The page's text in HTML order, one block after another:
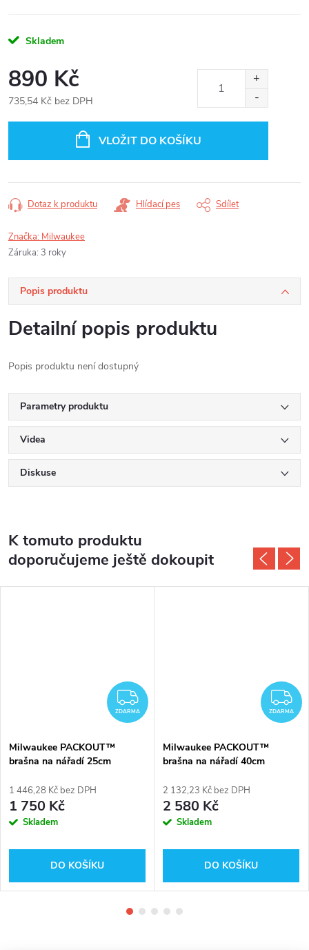
Skladem
890 Kč
735,54 Kč bez DPH
VLOŽIT DO KOŠÍKU
Dotaz k produktu Hlídací pes Sdílet
Značka: Milwaukee
Záruka: 3 roky
Popis produktu
Detailní popis produktu
Popis produktu není dostupný
Parametry produktu
Videa
Diskuse
K tomuto produktu
doporučujeme ještě dokoupit
ZDARMA
ZDARMA
Milwaukee PACKOUT™
brašna na nářadí 25cm
1 446,28 Kč bez DPH
1 750 Kč
Skladem
DO KOŠÍKU
ZDARMA
Milwaukee PACKOUT™
brašna na nářadí 40cm
2 132,23 Kč bez DPH
2 580 Kč
Skladem
DO KOŠÍKU